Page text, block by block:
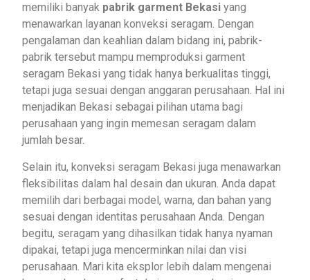
memiliki banyak pabrik garment Bekasi yang
menawarkan layanan konveksi seragam. Dengan
pengalaman dan keahlian dalam bidang ini, pabrik-
pabrik tersebut mampu memproduksi garment
seragam Bekasi yang tidak hanya berkualitas tinggi,
tetapi juga sesuai dengan anggaran perusahaan. Hal ini
menjadikan Bekasi sebagai pilihan utama bagi
perusahaan yang ingin memesan seragam dalam
jumlah besar.
Selain itu, konveksi seragam Bekasi juga menawarkan
fleksibilitas dalam hal desain dan ukuran. Anda dapat
memilih dari berbagai model, warna, dan bahan yang
sesuai dengan identitas perusahaan Anda. Dengan
begitu, seragam yang dihasilkan tidak hanya nyaman
dipakai, tetapi juga mencerminkan nilai dan visi
perusahaan. Mari kita eksplor lebih dalam mengenai